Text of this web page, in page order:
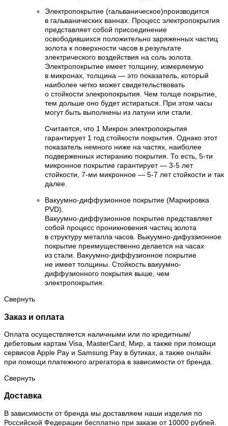
Электропокрытие (гальваническое)производится
в гальванических ваннах. Процесс электропокрытия
представляет собой присоединение
освободившихся положительно заряженных частиц
золота к поверхности часов в результате
электрического воздействия на соль золота.
Электропокрытие имеет толщину, измеряемую
в микронах, толщина — это показатель, который
наиболее четко может свидетельствовать
о стойкости элекропокрытия. Чем толще покрытие,
тем дольше оно будет истираться. При этом часы
могут быть выполнены из латуни или стали.
Считается, что 1 Микрон электропокрытия
гарантирует 1 год стойкости покрытия. Однако этот
показатель немного ниже на частях, наиболее
подверженных истиранию покрытия. То есть, 5-ти
микронное покрытие гарантирует — 3-5 лет
стойкости, 7-ми микронное — 5-7 лет стойкости и так
далее.
Вакуумно-диффузионное покрытие (Маркировка
PVD).
Вакуумно-диффузионное покрытие представляет
собой процесс проникновения частиц золота
в структуру металла часов. Выкуумно-дифуззионное
покрытие преимущественно делается на часах
из стали. Вакуумно-диффузионное покрытие
не имеет толщины. Стойкость вакуумно-
диффузионного покрытия выше, чем
электропокрытия.
Свернуть
Заказ и оплата
Оплата осуществляется наличными или по кредитным/
дебетовым картам Visa, MasterCard, Мир, а также при помощи
сервисов Apple Pay и Samsung Pay в бутиках, а также онлайн
при помощи платежного агрегатора в зависимости от бренда.
Свернуть
Доставка
В зависимости от бренда мы доставляем наши изделия по
Российской Федерации бесплатно при заказе от 10000 рублей.